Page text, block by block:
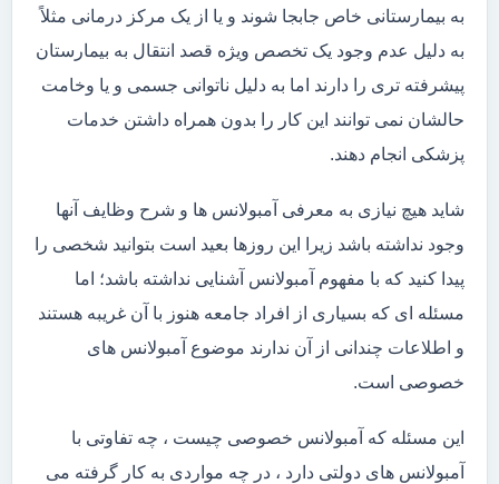
به بیمارستانی خاص جابجا شوند و یا از یک مرکز درمانی مثلاً
به دلیل عدم وجود یک تخصص ویژه قصد انتقال به بیمارستان
پیشرفته تری را دارند اما به دلیل ناتوانی جسمی و یا وخامت
حالشان نمی توانند این کار را بدون همراه داشتن خدمات
پزشکی انجام دهند.
شاید هیچ نیازی به معرفی آمبولانس ها و شرح وظایف آنها
وجود نداشته باشد زیرا این روزها بعید است بتوانید شخصی را
پیدا کنید که با مفهوم آمبولانس آشنایی نداشته باشد؛ اما
مسئله ای که بسیاری از افراد جامعه هنوز با آن غریبه هستند
و اطلاعات چندانی از آن ندارند موضوع آمبولانس های
خصوصی است.
این مسئله که آمبولانس خصوصی چیست ، چه تفاوتی با
آمبولانس های دولتی دارد ، در چه مواردی به کار گرفته می